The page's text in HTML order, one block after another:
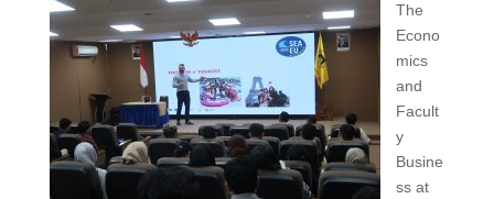
The
Econo
mics
and
Facult
y
Busine
ss at